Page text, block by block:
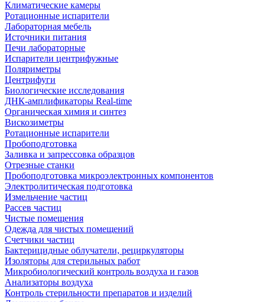
Климатические камеры
Ротационные испарители
Лабораторная мебель
Источники питания
Печи лабораторные
Испарители центрифужные
Поляриметры
Центрифуги
Биологические исследования
ДНК-амплификаторы Real-time
Органическая химия и синтез
Вискозиметры
Ротационные испарители
Пробоподготовка
Заливка и запрессовка образцов
Отрезные станки
Пробоподготовка микроэлектронных компонентов
Электролитическая подготовка
Измельчение частиц
Рассев частиц
Чистые помещения
Одежда для чистых помещений
Счетчики частиц
Бактерицидные облучатели, рециркуляторы
Изоляторы для стерильных работ
Микробиологический контроль воздуха и газов
Анализаторы воздуха
Контроль стерильности препаратов и изделий